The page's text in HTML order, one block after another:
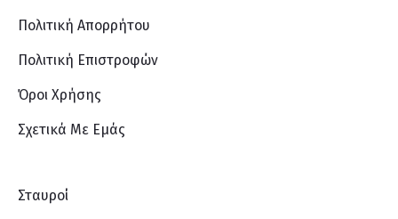
Πολιτική Απορρήτου
Πολιτική Επιστροφών
Όροι Χρήσης
Σχετικά Με Eμάς
Σταυροί